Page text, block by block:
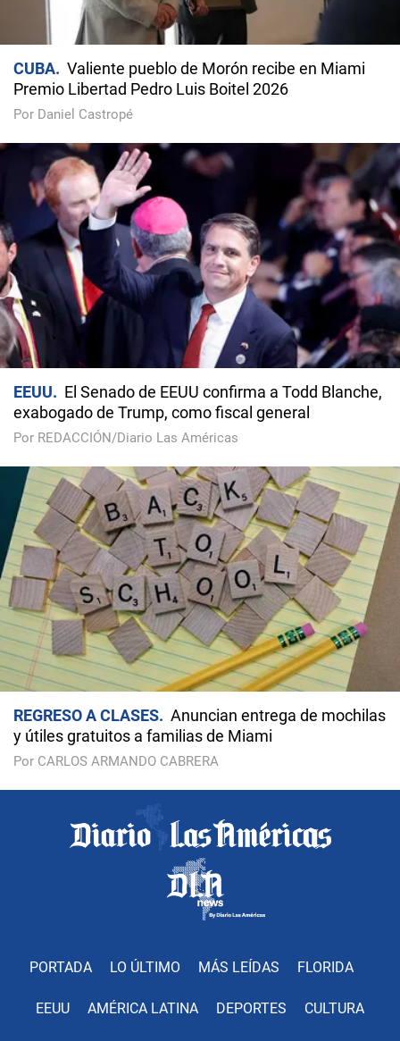
CUBA
Valiente pueblo de Morón recibe en Miami
Premio Libertad Pedro Luis Boitel 2026
Por Daniel Castropé
EEUU
El Senado de EEUU confirma a Todd Blanche,
exabogado de Trump, como fiscal general
Por REDACCIÓN/Diario Las Américas
REGRESO A CLASES
Anuncian entrega de mochilas
y útiles gratuitos a familias de Miami
Por CARLOS ARMANDO CABRERA
PORTADA LO ÚLTIMO MÁS LEÍDAS FLORIDA
EEUU AMÉRICA LATINA DEPORTES CULTURA